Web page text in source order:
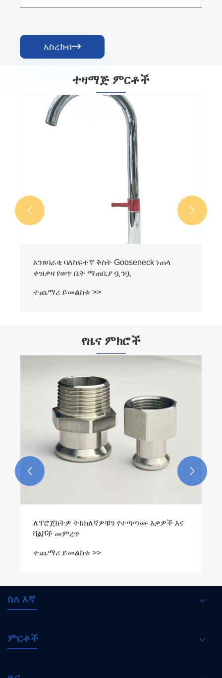
አስረክብ
ተዛማጅ ምርቶች
አንጸባራቂ ባለከፍተኛ ቅስት Gooseneck ነጠላ
ቀዝቃዛ የወጥ ቤት ማጠቢያ ቧንቧ
ተጨማሪ ይመልከቱ >>
 
የዜና ምክሮች
ለፕሮጀክትዎ ትክክለኛዎቹን የተጣጣሙ እቃዎች እና
ቫልቮች መምረጥ
ተጨማሪ ይመልከቱ >>
 
ስለ እኛ
ምርቶች